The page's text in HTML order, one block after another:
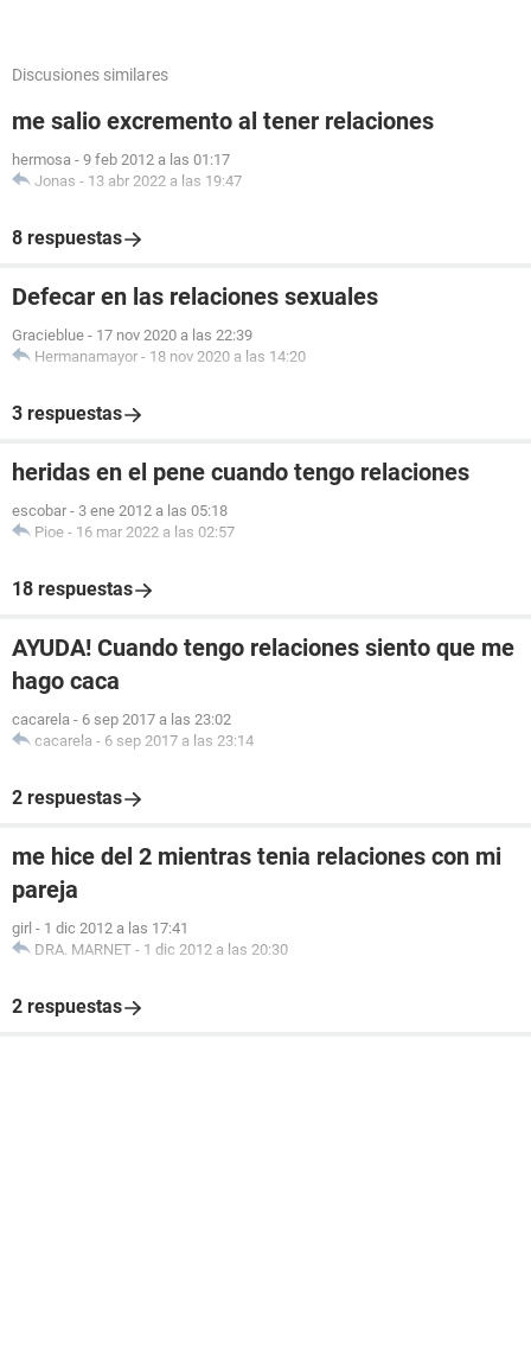
Pruebas
Discusiones similares
me salio excremento al tener relaciones
hermosa - 9 feb 2012 a las 01:17
Jonas - 13 abr 2022 a las 19:47
8 respuestas
Defecar en las relaciones sexuales
Gracieblue - 17 nov 2020 a las 22:39
Hermanamayor - 18 nov 2020 a las 14:20
3 respuestas
heridas en el pene cuando tengo relaciones
escobar - 3 ene 2012 a las 05:18
Pioe - 16 mar 2022 a las 02:57
18 respuestas
AYUDA! Cuando tengo relaciones siento que me
hago caca
cacarela - 6 sep 2017 a las 23:02
cacarela - 6 sep 2017 a las 23:14
2 respuestas
me hice del 2 mientras tenia relaciones con mi
pareja
girl - 1 dic 2012 a las 17:41
DRA. MARNET - 1 dic 2012 a las 20:30
2 respuestas